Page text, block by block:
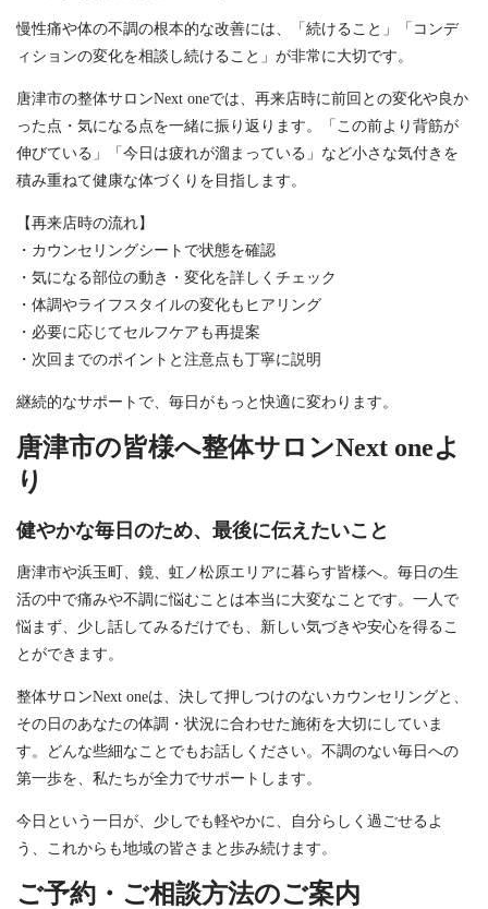
慢性痛や体の不調の根本的な改善には、「続けること」「コンデ
ィションの変化を相談し続けること」が非常に大切です。
唐津市の整体サロンNext oneでは、再来店時に前回との変化や良か
った点・気になる点を一緒に振り返ります。「この前より背筋が
伸びている」「今日は疲れが溜まっている」など小さな気付きを
積み重ねて健康な体づくりを目指します。
【再来店時の流れ】
・カウンセリングシートで状態を確認
・気になる部位の動き・変化を詳しくチェック
・体調やライフスタイルの変化もヒアリング
・必要に応じてセルフケアも再提案
・次回までのポイントと注意点も丁寧に説明
継続的なサポートで、毎日がもっと快適に変わります。
唐津市の皆様へ整体サロンNext oneよ
り
健やかな毎日のため、最後に伝えたいこと
唐津市や浜玉町、鏡、虹ノ松原エリアに暮らす皆様へ。毎日の生
活の中で痛みや不調に悩むことは本当に大変なことです。一人で
悩まず、少し話してみるだけでも、新しい気づきや安心を得るこ
とができます。
整体サロンNext oneは、決して押しつけのないカウンセリングと、
その日のあなたの体調・状況に合わせた施術を大切にしていま
す。どんな些細なことでもお話しください。不調のない毎日への
第一歩を、私たちが全力でサポートします。
今日という一日が、少しでも軽やかに、自分らしく過ごせるよ
う、これからも地域の皆さまと歩み続けます。
ご予約・ご相談方法のご案内